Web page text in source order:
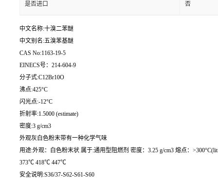
是否进口 否
中文名称:十溴二苯醚
中文别名:五溴苯基醚
CAS No:1163-19-5
EINECS号：214-604-9
分子式:C12Br10O
沸点:425°C
闪光点:-12°C
折射率:1.5000 (estimate)
密度:3 g/cm3
外观灰白色粉末带有一种化学气味
用途:外观：白色粉末状 属于:通用型阻燃剂 密度：3.25 g/cm3 熔点：
373℃ 418℃ 447℃
安全说明:S36/37-S62-S61-S60